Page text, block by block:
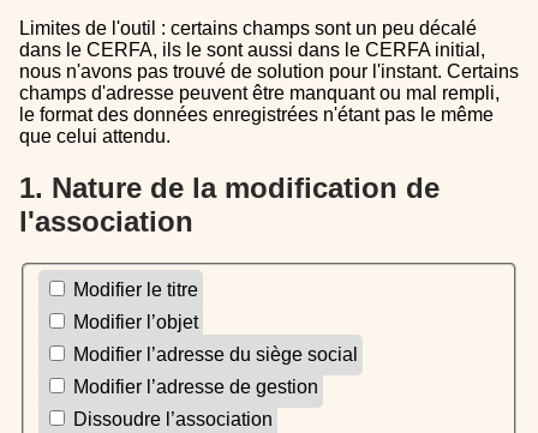
Limites de l'outil : certains champs sont un peu décalé
dans le CERFA, ils le sont aussi dans le CERFA initial,
nous n'avons pas trouvé de solution pour l'instant. Certains
champs d'adresse peuvent être manquant ou mal rempli,
le format des données enregistrées n'étant pas le même
que celui attendu.
1. Nature de la modification de
l'association
Modifier le titre
Modifier l’objet
Modifier l’adresse du siège social
Modifier l’adresse de gestion
Dissoudre l’association